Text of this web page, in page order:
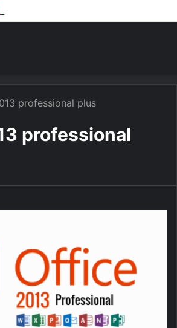
professional plus
professional